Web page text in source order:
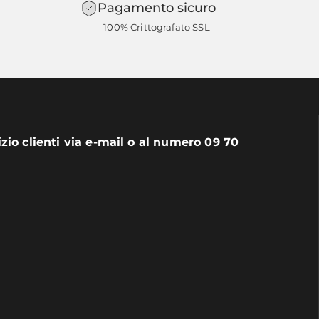
Pagamento sicuro
100% Crittografato SSL
clienti via e-mail o al numero 09 70